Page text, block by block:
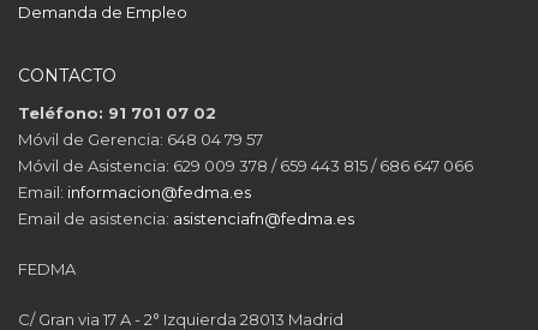
Demanda de Empleo
CONTACTO
Teléfono: 91 701 07 02
Móvil de Gerencia: 648 04 79 57
Móvil de Asistencia: 629 009 378 / 659 443 815 / 686 647 066
Email: informacion@fedma.es
Email de asistencia: asistenciafn@fedma.es
FEDMA
C/ Gran via 17 A - 2° Izquierda 28013 Madrid